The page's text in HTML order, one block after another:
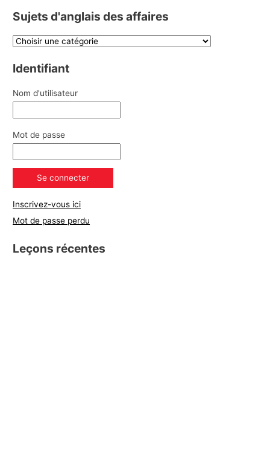
Sujets d'anglais des affaires
Identifiant
Nom d'utilisateur
Mot de passe
Inscrivez-vous ici
Mot de passe perdu
Leçons récentes